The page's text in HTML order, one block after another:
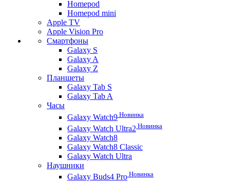
Homepod
Homepod mini
Apple TV
Apple Vision Pro
Смартфоны
Galaxy S
Galaxy A
Galaxy Z
Планшеты
Galaxy Tab S
Galaxy Tab A
Часы
Galaxy Watch9 Новинка
Galaxy Watch Ultra2 Новинка
Galaxy Watch8
Galaxy Watch8 Classic
Galaxy Watch Ultra
Наушники
Galaxy Buds4 Pro Новинка